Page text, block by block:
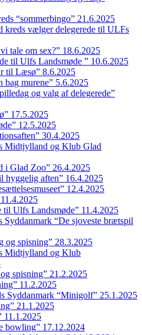
“sommerbingo” 21.6.2025
kreds vælger delegerede til ULFs
tale om sex?” 18.6.2025
til Ulfs Landsmøde ” 10.6.2025
til Læsø” 8.6.2025
bag murene” 5.6.2025
og valg af delegerede”
17.5.2025
12.5.2025
30.4.2025
Midtjylland og Klub Glad
i Glad Zoo” 26.4.2025
hyggelig aften” 16.4.2025
12.4.2025
til Ulfs Landsmøde” 11.4.2025
“De sjoveste brætspil
og spisning” 28.3.2025
Midtjylland og Klub
spisning” 21.2.2025
11.2.2025
Syddanmark “Minigolf” 25.1.2025
21.1.2025
11.1.2025
bowling” 17.12.2024